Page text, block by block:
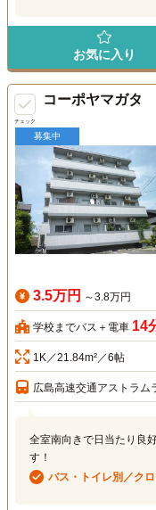
お気に入り
チェック
コーポヤマガタ
募集中
3.5万円 ～3.8万円
学校までバス＋電車 14
1K／21.84m²／6帖
広島高速交通アストラム
全室南向きで日当たり良
す！
バス・トイレ別／ク